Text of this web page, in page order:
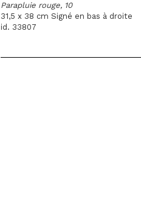
Parapluie rouge, 10
31,5 x 38 cm Signé en bas à droite
id. 33807